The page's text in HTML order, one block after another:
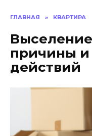
ГЛАВНАЯ » КВАРТИРА
причины
действий